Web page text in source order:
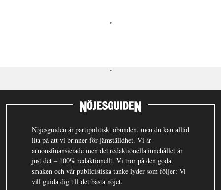
Nöjesguiden är partipolitiskt obunden, men du kan alltid
lita på att vi brinner för jämställdhet. Vi är
annonsfinansierade men det redaktionella innehållet är
just det – 100% redaktionellt. Vi tror på den goda
smaken och vår publicistiska tanke lyder som följer: Vi
vill guida dig till det bästa nöjet.